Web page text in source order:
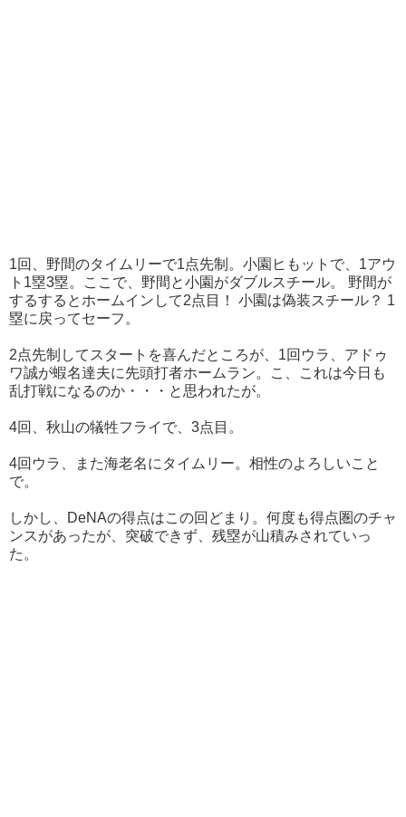
1回、野間のタイムリーで1点先制。小園ヒもットで、1アウ
ト1塁3塁。ここで、野間と小園がダブルスチール。 野間が
するするとホームインして2点目！ 小園は偽装スチール？ 1
塁に戻ってセーフ。
2点先制してスタートを喜んだところが、1回ウラ、アドゥ
ワ誠が蝦名達夫に先頭打者ホームラン。こ、これは今日も
乱打戦になるのか・・・と思われたが。
4回、秋山の犠牲フライで、3点目。
4回ウラ、また海老名にタイムリー。相性のよろしいこと
で。
しかし、DeNAの得点はこの回どまり。何度も得点圏のチャ
ンスがあったが、突破できず、残塁が山積みされていっ
た。